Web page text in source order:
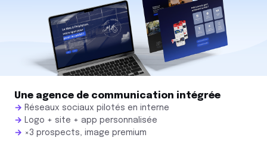
Une agence de communication intégrée
Réseaux sociaux pilotés en interne
Logo + site + app personnalisée
×3 prospects, image premium